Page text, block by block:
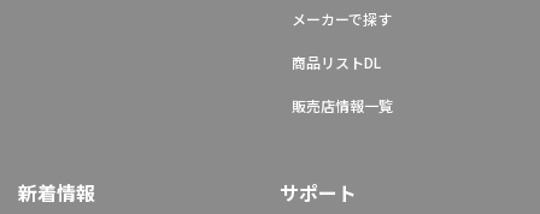
メーカーで探す
商品リストDL
販売店情報一覧
新着情報 サポート